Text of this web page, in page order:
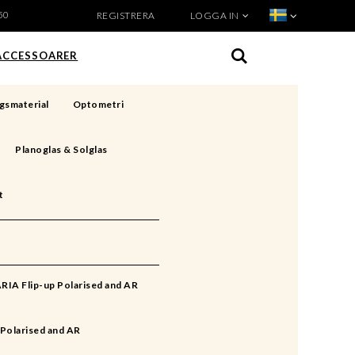
LOGGA IN
REGISTRERA
Optometri
Planoglas & Solglas
Flip-up Polarised and AR
and AR
VISA VARUKORGEN TILL KASSAN